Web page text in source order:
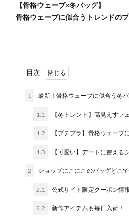
【骨格ウェーブ×冬バッグ】
骨格ウェーブに似合うトレンドの
目次
1 最新！骨格ウェーブに似合う冬
1.1 【冬トレンド】高見えすフ
1.2 【プチプラ】骨格ウェーブ
1.3 【可愛い】デートに使える
2 ショップにこにこのバッグどこ
2.1 公式サイト限定クーポン情
2.2 新作アイテムも毎日入荷！